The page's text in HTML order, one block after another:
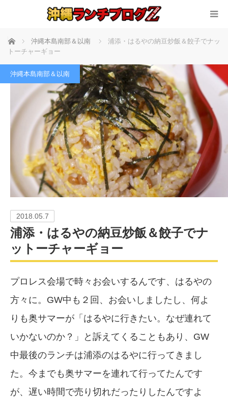
ホーム 沖縄本島南部＆以南
浦添・はるやの納豆炒飯＆餃子でナッ
トーチャーギョー
沖縄本島南部＆以南
2018.05.7
浦添・はるやの納豆炒飯＆餃子でナ
ットーチャーギョー
プロレス会場で時々お会いするんです、はるやの
方々に。GW中も２回、お会いしましたし、何よ
りも奥サマーが「はるやに行きたい。なぜ連れて
いかないのか？」と訴えてくることもあり、GW
中最後のランチは浦添のはるやに行ってきまし
た。今までも奥サマーを連れて行ってたんです
が、遅い時間で売り切れだったりしたんですよ